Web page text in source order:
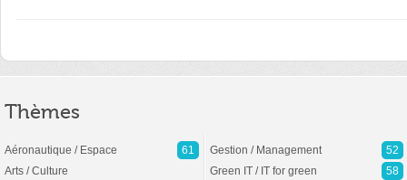
Thèmes
Aéronautique / Espace
61
Arts / Culture
Gestion / Management
52
Green IT / IT for green
58